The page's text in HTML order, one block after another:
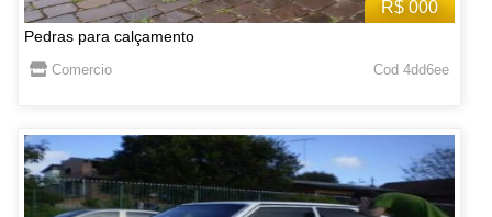
R$ 000
Pedras para calçamento
Comercio Cod 4dd6ee